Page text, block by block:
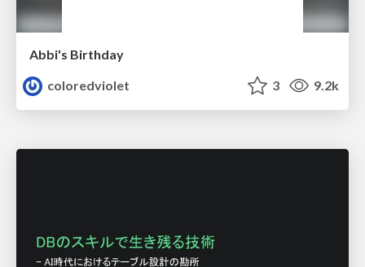
Abbi's Birthday
coloredviolet
3 9.2k